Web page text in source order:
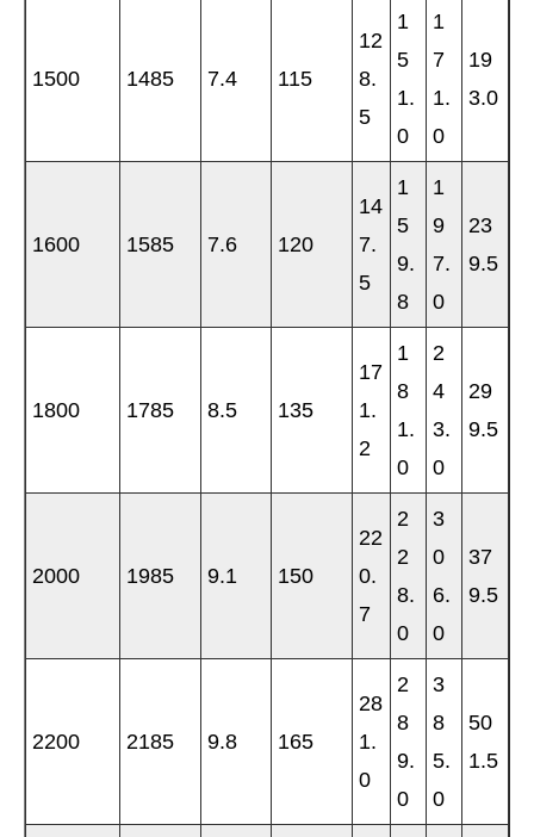
1500 1485 7.4 115
12
8.
5
1
5
1.
0
1
7
1.
0
19
3.0
1600 1585 7.6 120
14
7.
5
1
5
9.
8
1
9
7.
0
23
9.5
1800 1785 8.5 135
17
1.
2
1
8
1.
0
2
4
3.
0
29
9.5
2000 1985 9.1 150
22
0.
7
2
2
8.
0
3
0
6.
0
37
9.5
2200 2185 9.8 165
28
1.
0
2
8
9.
0
3
8
5.
0
50
1.5